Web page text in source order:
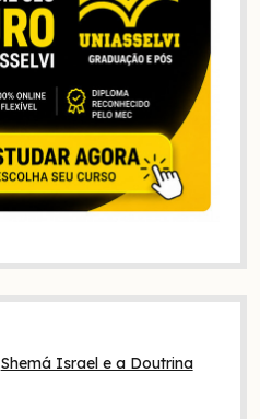
Shemá Israel e a Doutrina